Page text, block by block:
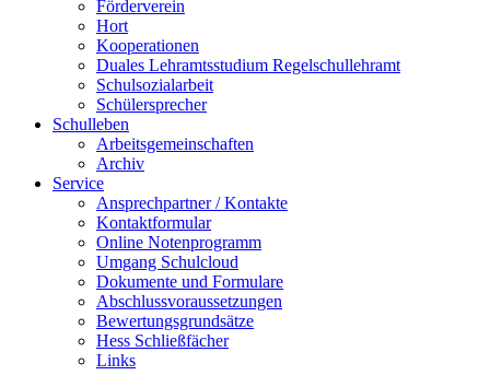
Förderverein
Hort
Kooperationen
Duales Lehramtsstudium Regelschullehramt
Schulsozialarbeit
Schülersprecher
Schulleben
Arbeitsgemeinschaften
Archiv
Service
Ansprechpartner / Kontakte
Kontaktformular
Online Notenprogramm
Umgang Schulcloud
Dokumente und Formulare
Abschlussvoraussetzungen
Bewertungsgrundsätze
Hess Schließfächer
Links